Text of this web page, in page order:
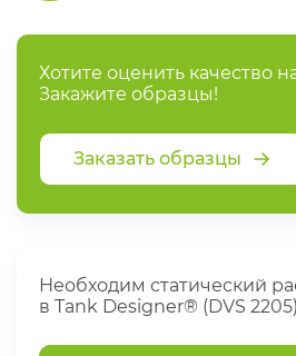
Хотите оценить качество
Закажите образцы!
Заказать образцы
Необходим статический
в Tank Designer® (DVS